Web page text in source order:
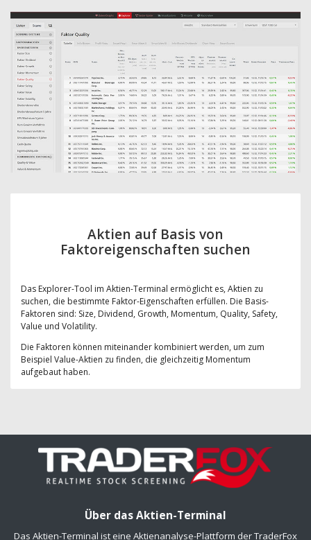
Aktien auf Basis von
Faktoreigenschaften suchen
Das Explorer-Tool im Aktien-Terminal ermöglicht es, Aktien zu
suchen, die bestimmte Faktor-Eigenschaften erfüllen. Die Basis-
Faktoren sind: Size, Dividend, Growth, Momentum, Quality, Safety,
Value und Volatility.
Die Faktoren können miteinander kombiniert werden, um zum
Beispiel Value-Aktien zu finden, die gleichzeitig Momentum
aufgebaut haben.
Über das Aktien-Terminal
Das Aktien-Terminal ist eine Aktienanalyse-Plattform der TraderFox